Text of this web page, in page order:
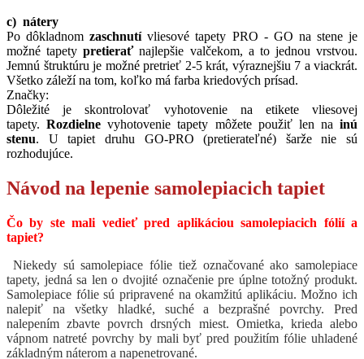
c) nátery
Po dôkladnomzaschnutívliesové tapety PRO - GO na stene je
možné tapetypretieraťnajlepšie valčekom, a to jednou vrstvou.
Jemnú štruktúru je možné pretrieť 2-5 krát, výraznejšiu 7 a viackrát.
Všetko záleží na tom, koľko má farba kriedových prísad.
Značky:
Dôležité je skontrolovať vyhotovenie na etikete vliesovej
tapety.Rozdielne vyhotovenie tapety môžete použiť len na inú
stenu. U tapiet druhu GO-PRO (pretierateľné) šarže nie sú
rozhodujúce.
Návod na lepenie samolepiacich tapiet
Čo by ste mali vedieť pred aplikáciou samolepiacich fólií a
tapiet?
Niekedy sú samolepiace fólie tiež označované ako samolepiace
tapety, jedná sa len o dvojité označenie pre úplne totožný produkt.
Samolepiace fólie sú pripravené na okamžitú aplikáciu. Možno ich
nalepiť na všetky hladké, suché a bezprašné povrchy. Pred
nalepením zbavte povrch drsných miest. Omietka, krieda alebo
vápnom natreté povrchy by mali byť pred použitím fólie uhladené
základným náterom a napenetrované.